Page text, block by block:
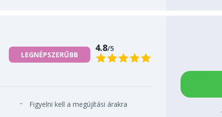
LEGNÉPSZERŰBB
4.8/5
Figyelni kell a megújítási árakra